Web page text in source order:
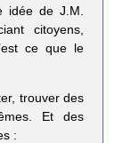
idée de J.M.
citoyens,
ce que le
trouver des
Et des
: